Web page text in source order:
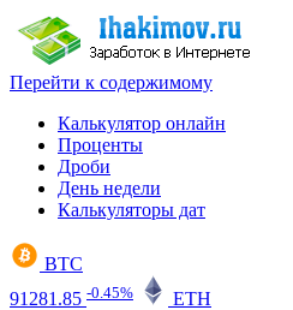
Перейти к содержимому
Калькулятор онлайн
Проценты
Дроби
День недели
Калькуляторы дат
BTC
91281.85 -0.45%
ETH